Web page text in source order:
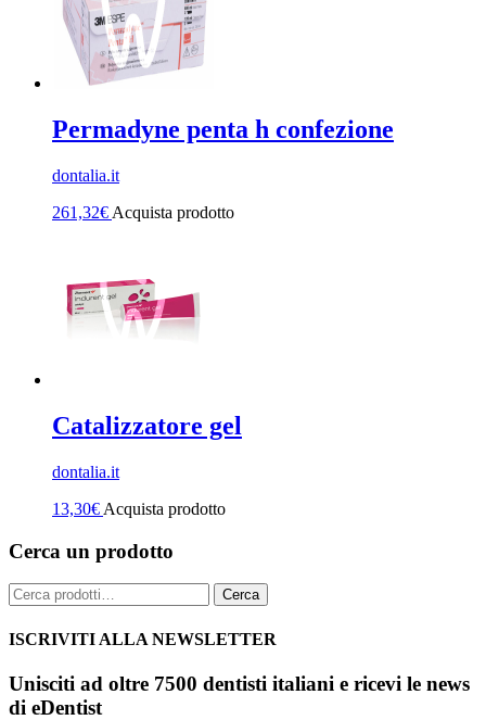
Permadyne penta h confezione
dontalia.it
261,32€ Acquista prodotto
Catalizzatore gel
dontalia.it
13,30€ Acquista prodotto
Cerca un prodotto
Cerca: Cerca
ISCRIVITI ALLA NEWSLETTER
Unisciti ad oltre 7500 dentisti italiani e ricevi le news
di eDentist